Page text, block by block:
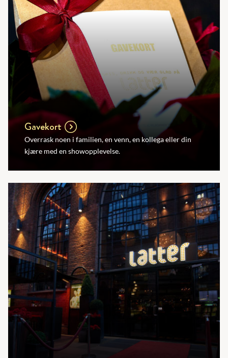
Gavekort
Overrask noen i familien, en venn, en kollega eller din
kjære med en showopplevelse.